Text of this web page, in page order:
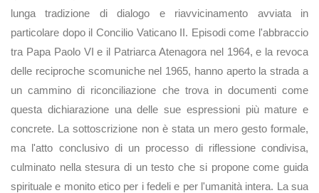
lunga tradizione di dialogo e riavvicinamento avviata in
particolare dopo il Concilio Vaticano II. Episodi come l'abbraccio
tra Papa Paolo VI e il Patriarca Atenagora nel 1964, e la revoca
delle reciproche scomuniche nel 1965, hanno aperto la strada a
un cammino di riconciliazione che trova in documenti come
questa dichiarazione una delle sue espressioni più mature e
concrete. La sottoscrizione non è stata un mero gesto formale,
ma l'atto conclusivo di un processo di riflessione condivisa,
culminato nella stesura di un testo che si propone come guida
spirituale e monito etico per i fedeli e per l'umanità intera. La sua